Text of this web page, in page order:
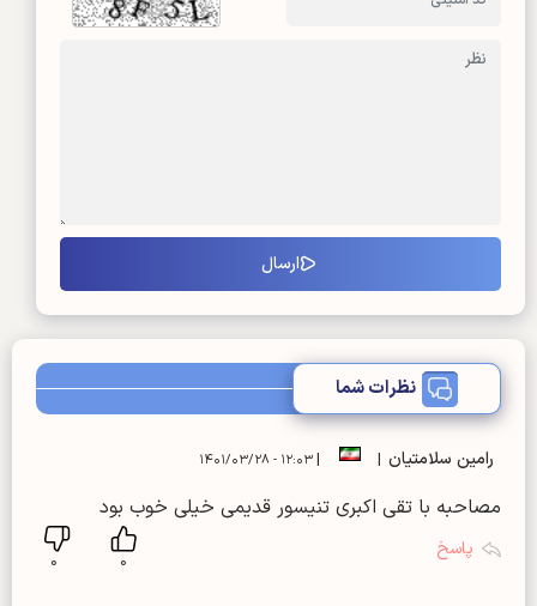
نظرات شما
رامین سلامتیان |
|۱۲:۰۳ - ۱۴۰۱/۰۳/۲۸
مصاحبه با تقی اکبری تنیسور قدیمی خیلی خوب بود
پاسخ
0
0